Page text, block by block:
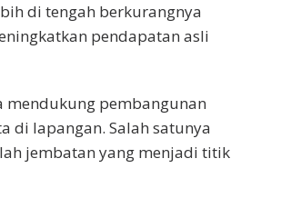
di tengah berkurangnya
pendapatan asli
mendukung pembangunan
di lapangan. Salah satunya
jembatan yang menjadi titik